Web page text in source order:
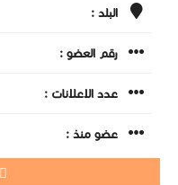
البلد :
رقم العضو :
عدد الاعلانات :
عضو منذ :